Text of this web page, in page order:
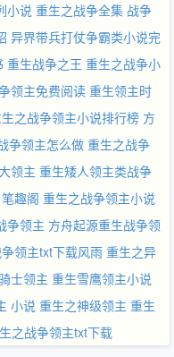
小说 重生之战争全集 战争
异界带兵打仗争霸类小说完
重生战争之王 重生之战争小
领主免费阅读 重生领主时
之战争领主小说排行榜 方
争领主怎么做 重生之战争
领主 重生矮人领主类战争
趣阁 重生之战争领主小说
争领主 方舟起源重生战争领
领主txt下载风雨 重生之异
士领主 重生雪鹰领主小说
小说 重生之神级领主 重生
之战争领主txt下载